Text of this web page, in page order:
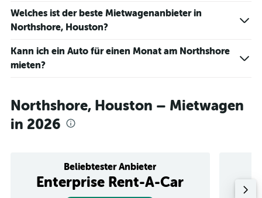
Welches ist der beste Mietwagenanbieter in
Northshore, Houston?
Kann ich ein Auto für einen Monat am Northshore
mieten?
Northshore, Houston – Mietwagen
in 2026
Beliebtester Anbieter
Enterprise Rent-A-Car